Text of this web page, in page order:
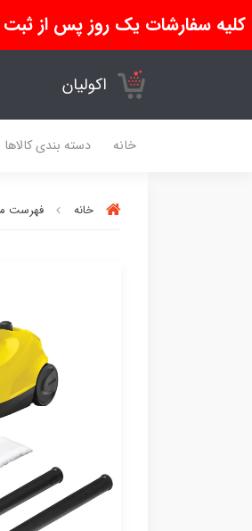
کلیه سفارشات یک روز پس از
اکولیان
خانه دسته بندی کالاها
خانه فهرست